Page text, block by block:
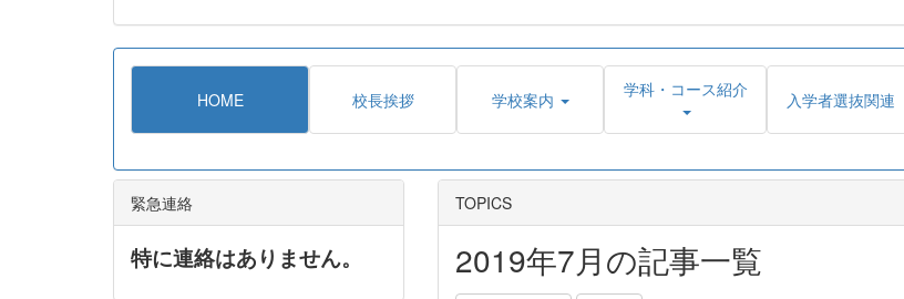
HOME 校長挨拶 学校案内 学科・コース紹介 入学者選抜関連
TOPICS
2019年7月の記事一覧
緊急連絡
特に連絡はありません。